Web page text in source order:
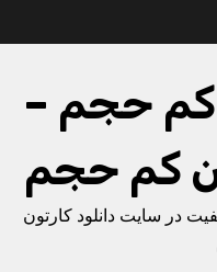
کم حجم –
کم حجم
در سایت دانلود کارتون